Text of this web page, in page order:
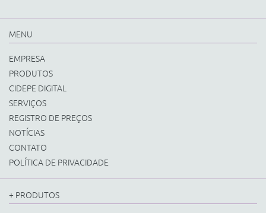
MENU
EMPRESA
PRODUTOS
CIDEPE DIGITAL
SERVIÇOS
REGISTRO DE PREÇOS
NOTÍCIAS
CONTATO
POLÍTICA DE PRIVACIDADE
+ PRODUTOS